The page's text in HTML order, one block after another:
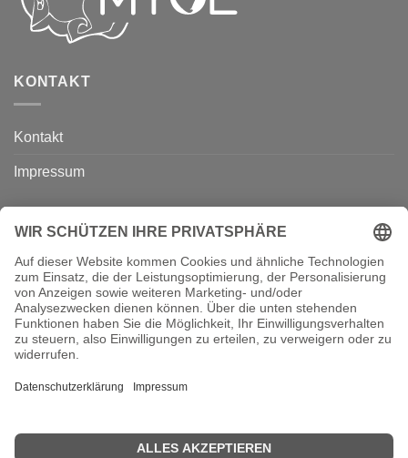
KONTAKT
Kontakt
Impressum
ÜBER UNS
Über uns
Kurse
B2B